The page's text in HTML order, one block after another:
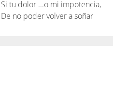
Si tu dolor ...o mi impotencia,
De no poder volver a soñar